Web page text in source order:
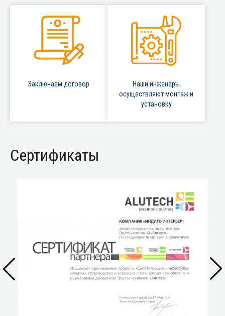
Заключаем договор
Наши инженеры
осуществляют монтаж и
установку
Сертификаты